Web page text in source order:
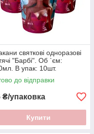
святкові одноразові
"Барбi". Об `єм:
В упак: 10шт.
до відправки
₴/упаковка
Купити